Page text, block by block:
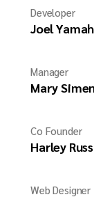
Developer
Joel
Manager
Mary
Co Founder
Harley
Web Designer